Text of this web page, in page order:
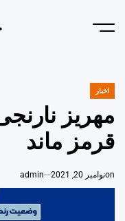
Menu
POSTED
اخبار
مهریز
قرمز ماند
onنوامبر 20, 2021 admin